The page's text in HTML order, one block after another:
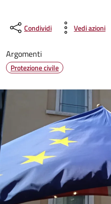
Condividi Vedi azioni
Argomenti
Protezione civile